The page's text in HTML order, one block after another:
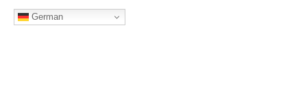
German